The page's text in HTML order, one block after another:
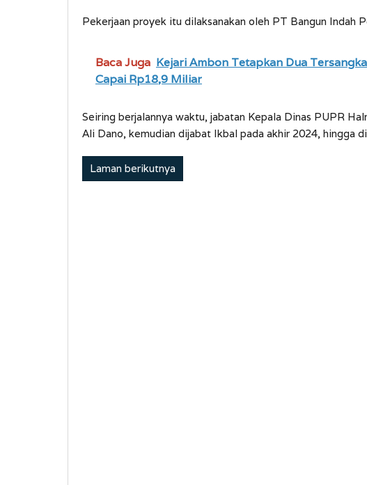
Pekerjaan proyek itu dilaksanakan oleh PT Bangun Indah
Baca Juga Kejari Ambon Tetapkan Dua
Capai Rp18,9 Miliar
Seiring berjalannya waktu, jabatan Kepala Dinas PUPR
Ali Dano, kemudian dijabat Ikbal pada akhir 2024, hingga
Laman berikutnya